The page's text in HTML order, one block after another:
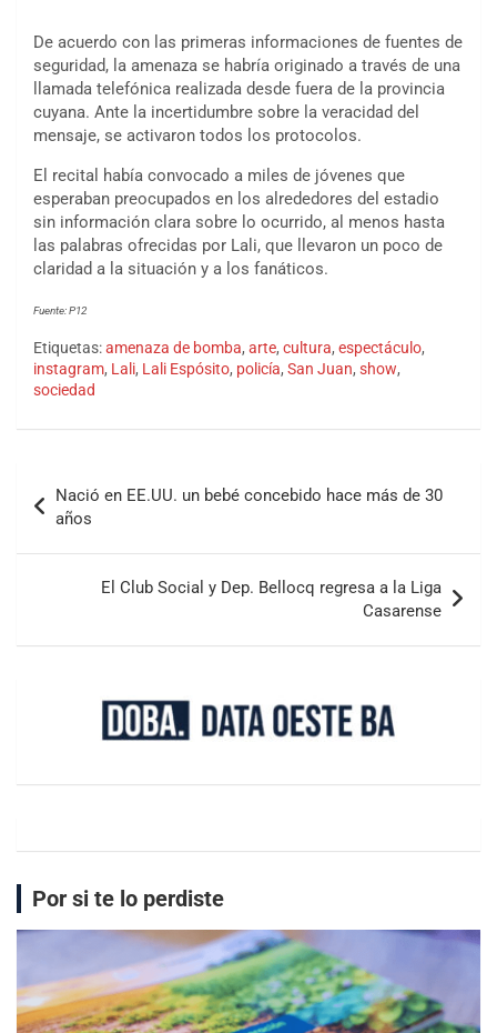
De acuerdo con las primeras informaciones de fuentes de
seguridad, la amenaza se habría originado a través de una
llamada telefónica realizada desde fuera de la provincia
cuyana. Ante la incertidumbre sobre la veracidad del
mensaje, se activaron todos los protocolos.
El recital había convocado a miles de jóvenes que
esperaban preocupados en los alrededores del estadio
sin información clara sobre lo ocurrido, al menos hasta
las palabras ofrecidas por Lali, que llevaron un poco de
claridad a la situación y a los fanáticos.
Fuente: P12
Etiquetas:amenaza de bomba, arte, cultura, espectáculo,
instagram, Lali, Lali Espósito, policía, San Juan, show,
sociedad
Nació en EE.UU. un bebé concebido hace más de 30
años
El Club Social y Dep. Bellocq regresa a la Liga
Casarense
Por si te lo perdiste